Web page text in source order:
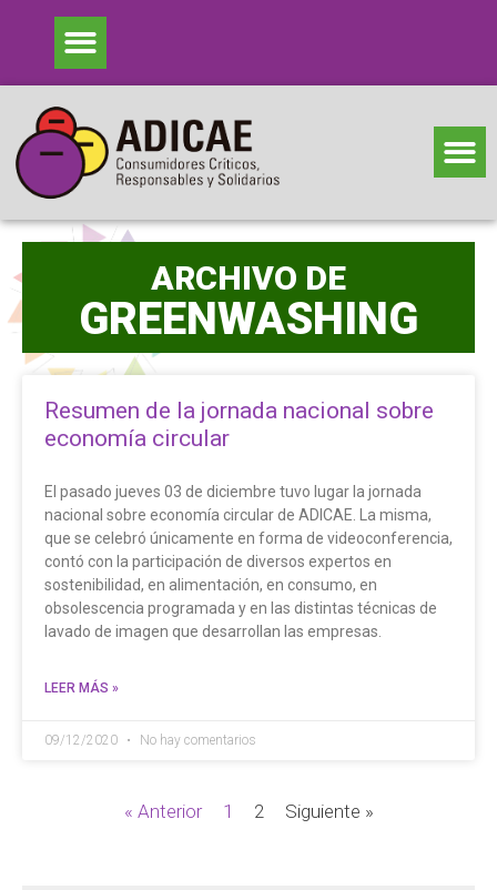
ARCHIVO DE
GREENWASHING
Resumen de la jornada nacional sobre
economía circular
El pasado jueves 03 de diciembre tuvo lugar la jornada
nacional sobre economía circular de ADICAE. La misma,
que se celebró únicamente en forma de videoconferencia,
contó con la participación de diversos expertos en
sostenibilidad, en alimentación, en consumo, en
obsolescencia programada y en las distintas técnicas de
lavado de imagen que desarrollan las empresas.
LEER MÁS »
09/12/2020 No hay comentarios
« Anterior 1 2 Siguiente »